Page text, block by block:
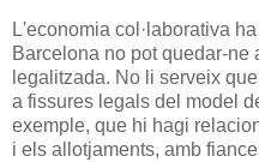
L'economia col·laborativa
Barcelona no pot quedar-ne
legalitzada. No li serveix
a fissures legals del model
exemple, que hi hagi
i els allotjaments, amb